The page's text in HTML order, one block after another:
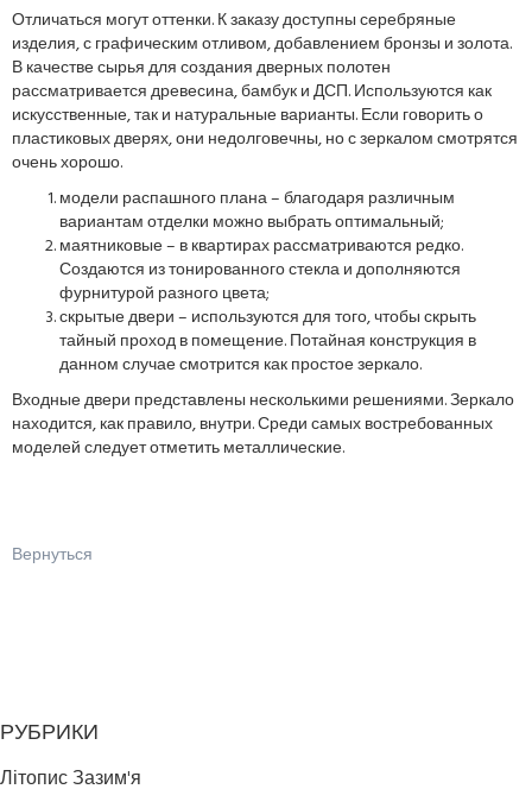
Отличаться могут оттенки. К заказу доступны серебряные
изделия, с графическим отливом, добавлением бронзы и золота.
В качестве сырья для создания дверных полотен
рассматривается древесина, бамбук и ДСП. Используются как
искусственные, так и натуральные варианты. Если говорить о
пластиковых дверях, они недолговечны, но с зеркалом смотрятся
очень хорошо.
модели распашного плана – благодаря различным
вариантам отделки можно выбрать оптимальный;
маятниковые – в квартирах рассматриваются редко.
Создаются из тонированного стекла и дополняются
фурнитурой разного цвета;
скрытые двери – используются для того, чтобы скрыть
тайный проход в помещение. Потайная конструкция в
данном случае смотрится как простое зеркало.
Входные двери представлены несколькими решениями. Зеркало
находится, как правило, внутри. Среди самых востребованных
моделей следует отметить металлические.
Вернуться
РУБРИКИ
Літопис Зазим'я